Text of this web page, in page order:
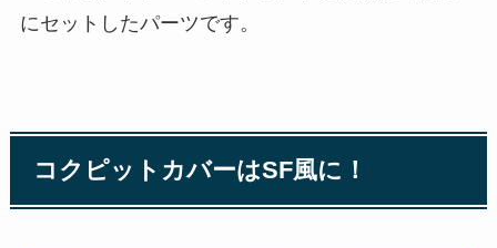
にセットしたパーツです。
コクピットカバーはSF風に！